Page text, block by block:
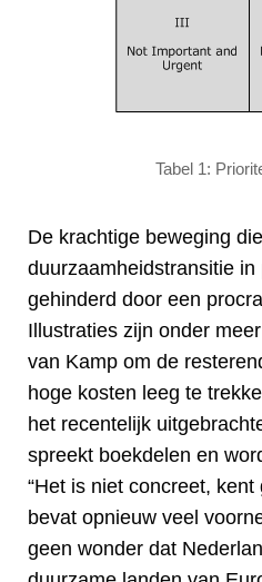
Tabel 1:
De krachtige beweging
duurzaamheidstransitie
gehinderd door een
Illustraties zijn onder
van Kamp om de
hoge kosten leeg te
het recentelijk
spreekt boekdelen en
“Het is niet concreet,
bevat opnieuw veel
geen wonder dat